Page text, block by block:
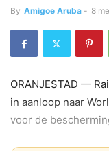
By Amigoe Aruba - 8
ORANJESTAD —
in aanloop naar
voor de